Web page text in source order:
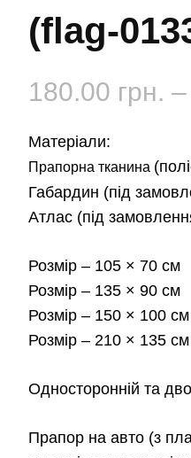
(flag-
180.00 грн. –
Матеріали:
Прапорна тканина
Габардин (під
Атлас (під
Розмір – 105 × 70 см
Розмір – 135 × 90 см
Розмір – 150 × 100 см
Розмір – 210 × 135 см
Односторонній та
Прапор на авто (з